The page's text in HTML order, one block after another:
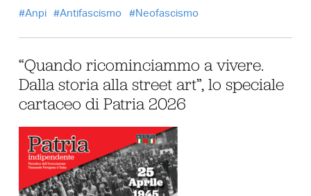
Anpi
Antifascismo Neofascismo
“Quando ricominciammo a vivere.
Dalla storia alla street art”, lo speciale
cartaceo di Patria 2026